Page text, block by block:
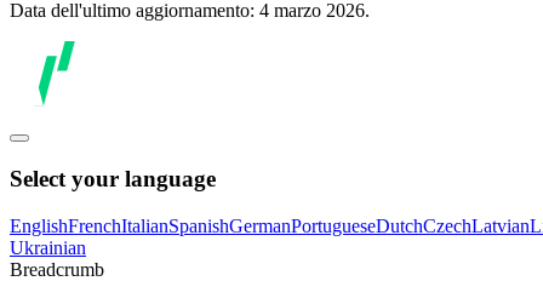
Data dell'ultimo aggiornamento: 4 marzo 2026.
Select your language
EnglishFrenchItalianSpanishGermanPortugueseDutchCzechLatvian
Ukrainian
Breadcrumb